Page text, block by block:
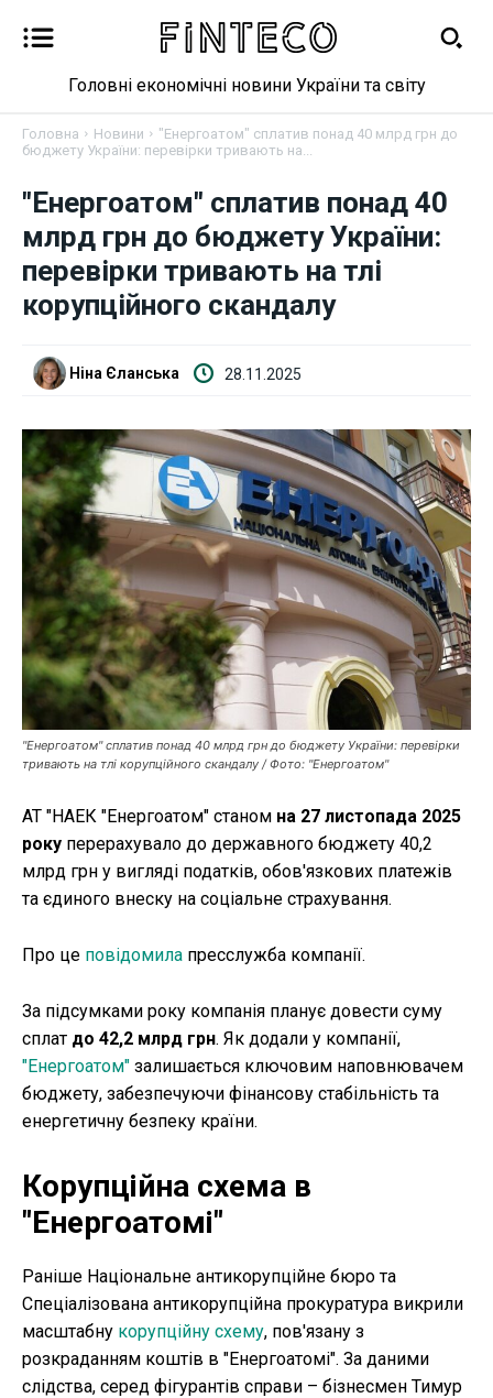
Новини
Бізнес
Фінанси
Валютний ринок
Робота і освіта
Публікації
ФОП
Курс валют
Ми в соц. мережах
Головні економічні новини України та світу
Головна Новини
"Енергоатом" сплатив понад 40 млрд грн до
бюджету України: перевірки тривають на...
"Енергоатом" сплатив понад 40
млрд грн до бюджету України:
перевірки тривають на тлі
корупційного скандалу
Ніна Єланська 28.11.2025
"Енергоатом" сплатив понад 40 млрд грн до бюджету України: перевірки
тривають на тлі корупційного скандалу / Фото: "Енергоатом"
АТ "НАЕК "Енергоатом" станом на 27 листопада 2025
року перерахувало до державного бюджету 40,2
млрд грн у вигляді податків, обов'язкових платежів
та єдиного внеску на соціальне страхування.
Про це повідомила пресслужба компанії.
За підсумками року компанія планує довести суму
сплат до 42,2 млрд грн. Як додали у компанії,
"Енергоатом" залишається ключовим наповнювачем
бюджету, забезпечуючи фінансову стабільність та
енергетичну безпеку країни.
Корупційна схема в
"Енергоатомі"
Раніше Національне антикорупційне бюро та
Спеціалізована антикорупційна прокуратура викрили
масштабну корупційну схему, пов'язану з
розкраданням коштів в "Енергоатомі". За даними
слідства, серед фігурантів справи – бізнесмен Тимур